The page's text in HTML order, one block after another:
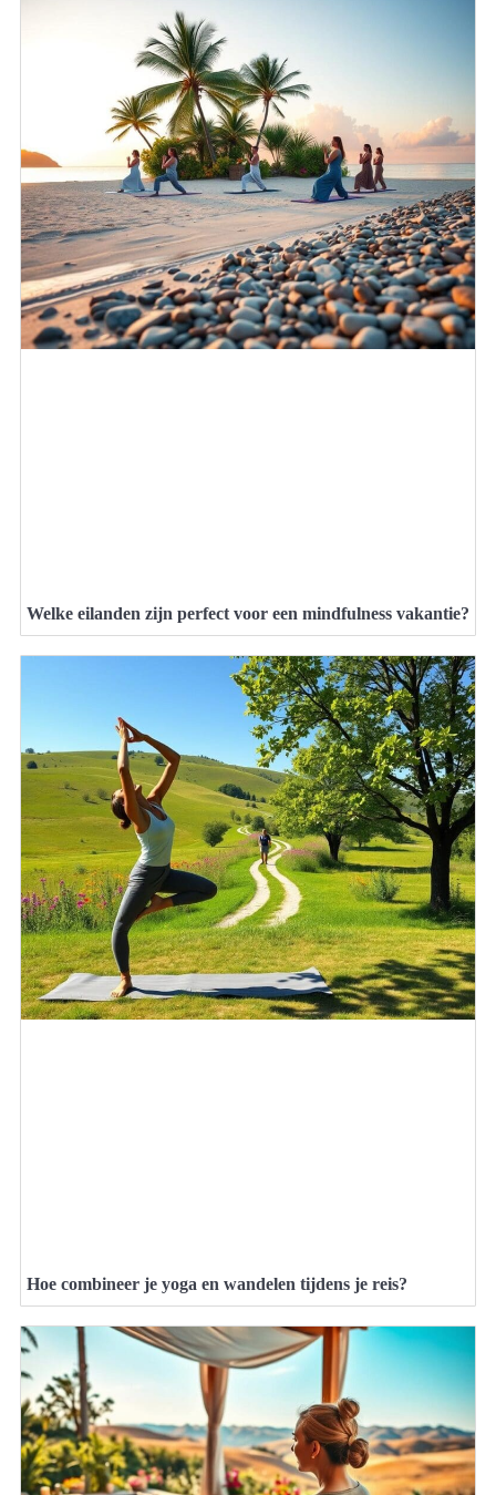
Welke eilanden zijn perfect voor een mindfulness vakantie?
Hoe combineer je yoga en wandelen tijdens je reis?